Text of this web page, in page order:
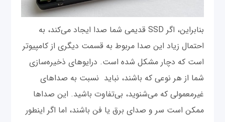
بنابراین، اگر SSD قدیمی شما صدا ایجاد می‌کند، به
احتمال زیاد این صدا مربوط به قسمت دیگری از کامپیوتر
است که دچار مشکل شده است. درایوهای ذخیره‌سازی
شما از هر نوعی که باشند، نباید نسبت به صداهای
غیرمعمولی که می‌‌شنوید، بی‌تفاوت باشید. این صداها
ممکن است سر و صدای برق یا فن باشند، اما اگر اینطور